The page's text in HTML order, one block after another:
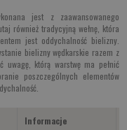
jest z zaawansowanego
również tradycyjną wełnę, która
jest oddychalność bielizny.
bielizny wędkarskie razem z
którą warstwę ma pełnić
poszczególnych elementów
Informacje